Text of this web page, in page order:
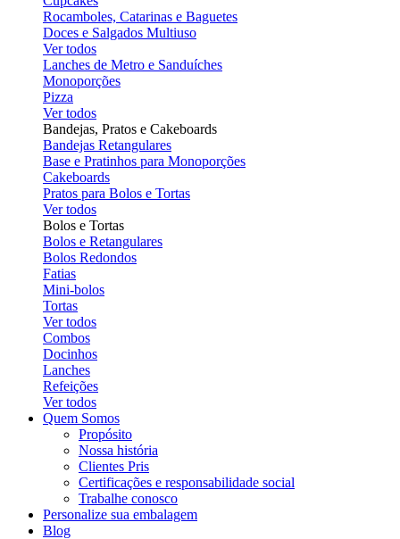
Rocamboles, Catarinas e Baguetes
Doces e Salgados Multiuso
Ver todos
Lanches de Metro e Sanduíches
Monoporções
Pizza
Ver todos
Bandejas, Pratos e Cakeboards
Bandejas Retangulares
Base e Pratinhos para Monoporções
Cakeboards
Pratos para Bolos e Tortas
Ver todos
Bolos e Tortas
Bolos e Retangulares
Bolos Redondos
Fatias
Mini-bolos
Tortas
Ver todos
Combos
Docinhos
Lanches
Refeições
Ver todos
Quem Somos
Propósito
Nossa história
Clientes Pris
Certificações e responsabilidade social
Trabalhe conosco
Personalize sua embalagem
Blog